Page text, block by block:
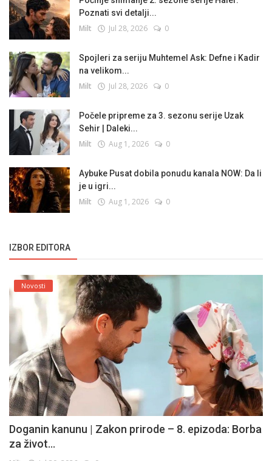
Poznati svi detalji...
Milt Jul 28, 2026 0
Spojleri za seriju Muhtemel Ask: Defne i Kadir
na velikom...
Milt Jul 28, 2026 0
Počele pripreme za 3. sezonu serije Uzak
Sehir | Daleki...
Milt Aug 1, 2026 0
Aybuke Pusat dobila ponudu kanala NOW: Da li
je u igri...
Milt Aug 1, 2026 0
IZBOR EDITORA
Novosti
Doganin kanunu | Zakon prirode – 8. epizoda: Borba
za život...